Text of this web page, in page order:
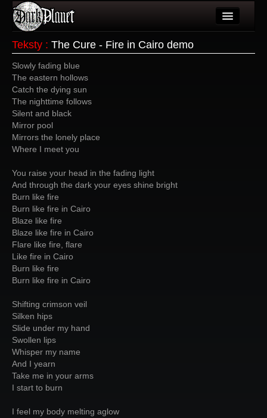
Wydarzenia
Galeria
Forum
Więcej
Login
Teksty : The Cure - Fire in Cairo demo
Slowly fading blue
The eastern hollows
Catch the dying sun
The nighttime follows
Silent and black
Mirror pool
Mirrors the lonely place
Where I meet you
You raise your head in the fading light
And through the dark your eyes shine bright
Burn like fire
Burn like fire in Cairo
Blaze like fire
Blaze like fire in Cairo
Flare like fire, flare
Like fire in Cairo
Burn like fire
Burn like fire in Cairo
Shifting crimson veil
Silken hips
Slide under my hand
Swollen lips
Whisper my name
And I yearn
Take me in your arms
I start to burn
I feel my body melting aglow